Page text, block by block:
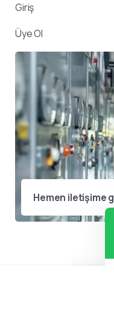
Giriş
Üye Ol
Hemen iletişime